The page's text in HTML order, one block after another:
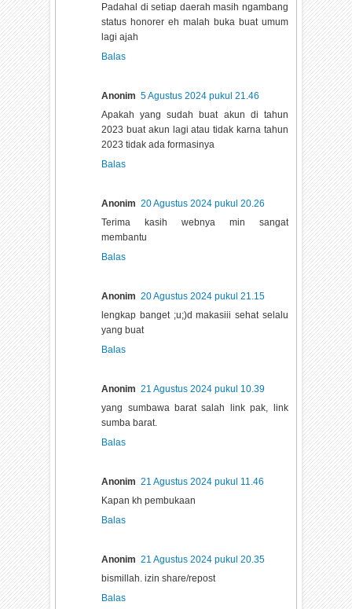
Padahal di setiap daerah masih ngambang
status honorer eh malah buka buat umum
lagi ajah
Balas
Anonim 5 Agustus 2024 pukul 21.46
Apakah yang sudah buat akun di tahun
2023 buat akun lagi atau tidak karna tahun
2023 tidak ada formasinya
Balas
Anonim 20 Agustus 2024 pukul 20.26
Terima kasih webnya min sangat
membantu
Balas
Anonim 20 Agustus 2024 pukul 21.15
lengkap banget ;u;)d makasiii sehat selalu
yang buat
Balas
Anonim 21 Agustus 2024 pukul 10.39
yang sumbawa barat salah link pak, link
sumba barat.
Balas
Anonim 21 Agustus 2024 pukul 11.46
Kapan kh pembukaan
Balas
Anonim 21 Agustus 2024 pukul 20.35
bismillah. izin share/repost
Balas